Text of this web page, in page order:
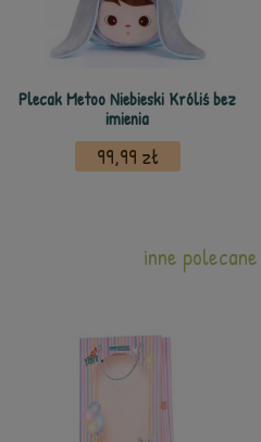
Plecak Metoo Niebieski Króliś bez
imienia
99,99 zł
inne